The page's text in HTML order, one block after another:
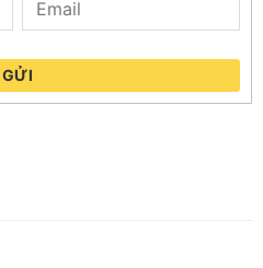
GỬI